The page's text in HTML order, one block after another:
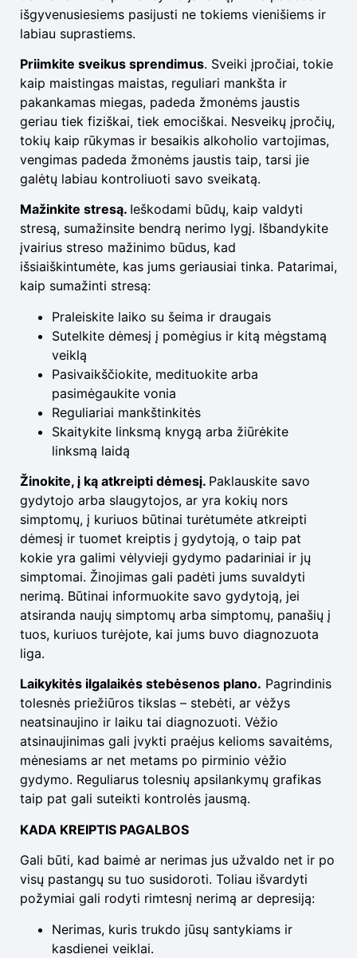
išgyvenusiesiems pasijusti ne tokiems vienišiems ir
labiau suprastiems.
Priimkite sveikus sprendimus. Sveiki įpročiai, tokie
kaip maistingas maistas, reguliari mankšta ir
pakankamas miegas, padeda žmonėms jaustis
geriau tiek fiziškai, tiek emociškai. Nesveikų įpročių,
tokių kaip rūkymas ir besaikis alkoholio vartojimas,
vengimas padeda žmonėms jaustis taip, tarsi jie
galėtų labiau kontroliuoti savo sveikatą.
Mažinkite stresą. Ieškodami būdų, kaip valdyti
stresą, sumažinsite bendrą nerimo lygį. Išbandykite
įvairius streso mažinimo būdus, kad
išsiaiškintumėte, kas jums geriausiai tinka. Patarimai,
kaip sumažinti stresą:
Praleiskite laiko su šeima ir draugais
Sutelkite dėmesį į pomėgius ir kitą mėgstamą
veiklą
Pasivaikščiokite, medituokite arba
pasimėgaukite vonia
Reguliariai mankštinkitės
Skaitykite linksmą knygą arba žiūrėkite
linksmą laidą
Žinokite, į ką atkreipti dėmesį. Paklauskite savo
gydytojo arba slaugytojos, ar yra kokių nors
simptomų, į kuriuos būtinai turėtumėte atkreipti
dėmesį ir tuomet kreiptis į gydytoją, o taip pat
kokie yra galimi vėlyvieji gydymo padariniai ir jų
simptomai. Žinojimas gali padėti jums suvaldyti
nerimą. Būtinai informuokite savo gydytoją, jei
atsiranda naujų simptomų arba simptomų, panašių į
tuos, kuriuos turėjote, kai jums buvo diagnozuota
liga.
Laikykitės ilgalaikės stebėsenos plano. Pagrindinis
tolesnės priežiūros tikslas – stebėti, ar vėžys
neatsinaujino ir laiku tai diagnozuoti. Vėžio
atsinaujinimas gali įvykti praėjus kelioms savaitėms,
mėnesiams ar net metams po pirminio vėžio
gydymo. Reguliarus tolesnių apsilankymų grafikas
taip pat gali suteikti kontrolės jausmą.
KADA KREIPTIS PAGALBOS
Gali būti, kad baimė ar nerimas jus užvaldo net ir po
visų pastangų su tuo susidoroti. Toliau išvardyti
požymiai gali rodyti rimtesnį nerimą ar depresiją:
Nerimas, kuris trukdo jūsų santykiams ir
kasdienei veiklai.